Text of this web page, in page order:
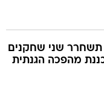
תשחרר שני שחקנים
מהפכה הגנתית